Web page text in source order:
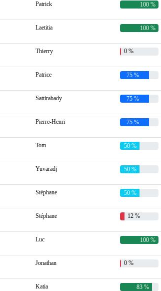
Patrick 100 %
Laetitia 100 %
Thierry 0 %
Patrice 75 %
Sattirabady 75 %
Pierre-Henri 75 %
Tom 50 %
Yuvaradj 50 %
Stéphane 50 %
Stéphane 12 %
Luc 100 %
Jonathan 0 %
Katia 83 %